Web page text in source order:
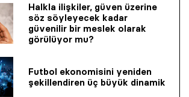
Halkla ilişkiler, güven üzerine
söz söyleyecek kadar
güvenilir bir mes­lek olarak
görülüyor mu?
Futbol ekonomisini yeniden
şekillendiren üç büyük dinamik